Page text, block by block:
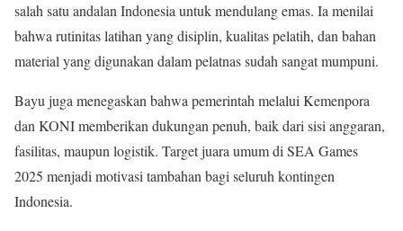
salah satu andalan Indonesia untuk mendulang emas. Ia menilai
bahwa rutinitas latihan yang disiplin, kualitas pelatih, dan bahan
material yang digunakan dalam pelatnas sudah sangat mumpuni.
Bayu juga menegaskan bahwa pemerintah melalui Kemenpora
dan KONI memberikan dukungan penuh, baik dari sisi anggaran,
fasilitas, maupun logistik. Target juara umum di SEA Games
2025 menjadi motivasi tambahan bagi seluruh kontingen
Indonesia.